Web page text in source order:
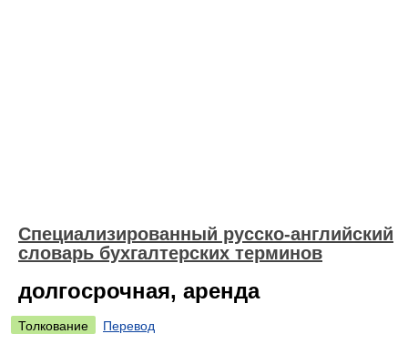
Специализированный русско-английский
словарь бухгалтерских терминов
долгосрочная, аренда
Толкование
Перевод